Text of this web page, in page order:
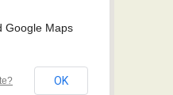
Google Maps
OK